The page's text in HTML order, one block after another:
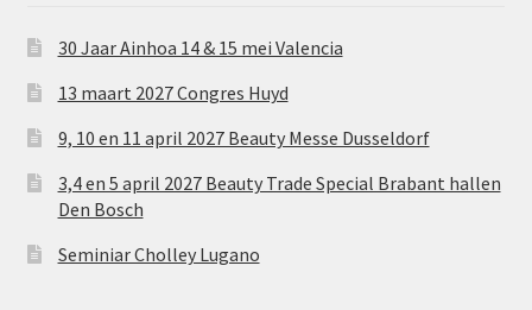
30 Jaar Ainhoa 14 & 15 mei Valencia
13 maart 2027 Congres Huyd
9, 10 en 11 april 2027 Beauty Messe Dusseldorf
3,4 en 5 april 2027 Beauty Trade Special Brabant hallen
Den Bosch
Seminiar Cholley Lugano